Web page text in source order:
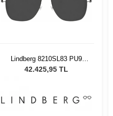
Lindberg 8210SL83 PU9
55145
42.425,95 TL